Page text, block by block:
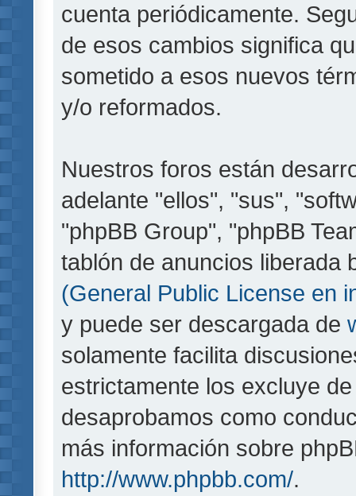
cuenta periódicamente.
de esos cambios significa
sometido a esos nuevos
y/o reformados.
Nuestros foros están
adelante "ellos", "sus",
"phpBB Group", "phpBB
tablón de anuncios liberada
(General Public License en
y puede ser descargada de
solamente facilita
estrictamente los excluye
desaprobamos como
más información sobre
http://www.phpbb.com/.